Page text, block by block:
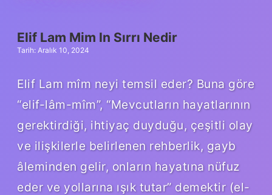
Elif Lam Mim In Sırrı Nedir
Tarih: Aralık 10, 2024
Elif Lam mîm neyi temsil eder? Buna göre
“elif-lâm-mîm”, “Mevcutların hayatlarının
gerektirdiği, ihtiyaç duyduğu, çeşitli olay
ve ilişkilerle belirlenen rehberlik, gayb
âleminden gelir, onların hayatına nüfuz
eder ve yollarına ışık tutar” demektir (el-